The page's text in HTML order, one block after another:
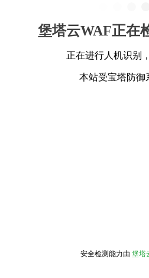
堡塔云WAF正在
正在进行人机识别
本站受宝塔防御
安全检测能力由 堡塔